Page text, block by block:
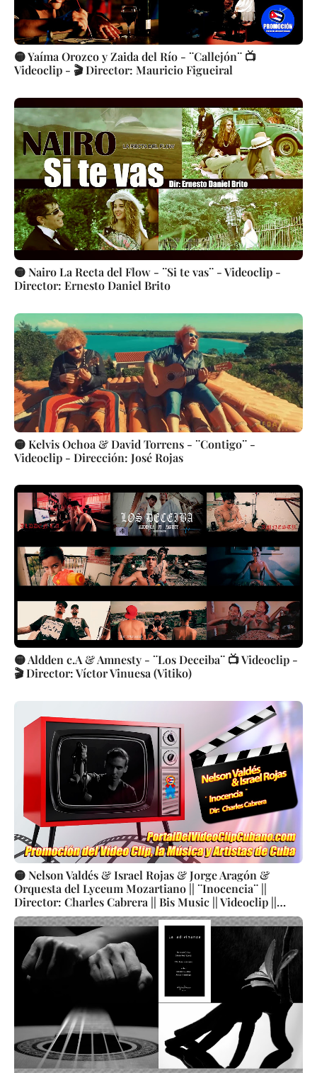
🟡 Yaíma Orozco y Zaida del Río - ¨Callejón¨ 📺
Videoclip - 🎬 Director: Mauricio Figueiral
🟡 Nairo La Recta del Flow - ¨Si te vas¨ - Videoclip -
Director: Ernesto Daniel Brito
🟡 Kelvis Ochoa & David Torrens - ¨Contigo¨ -
Videoclip - Dirección: José Rojas
🟡 Aldden c.A & Amnesty - ¨Los Deceiba¨ 📺 Videoclip -
🎬 Director: Víctor Vinuesa (Vitiko)
🟡 Nelson Valdés & Israel Rojas & Jorge Aragón &
Orquesta del Lyceum Mozartiano || ¨Inocencia¨ ||
Director: Charles Cabrera || Bis Music || Videoclip ||
Música Cubana || Canción || CUBA